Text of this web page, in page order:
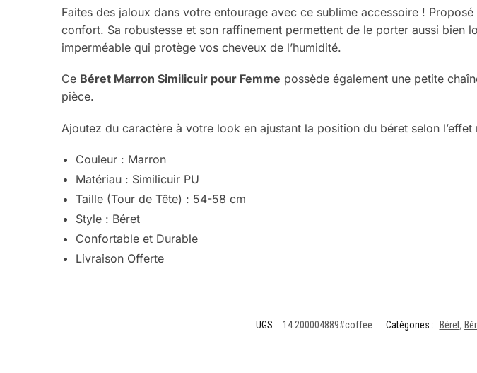
Faites des jaloux dans votre entourage avec ce sublime accessoire !
confort. Sa robustesse et son raffinement permettent de le porter aussi bien
imperméable qui protège vos cheveux de l’humidité.
Ce Béret Marron Similicuir pour Femme possède également une petite
pièce.
Ajoutez du caractère à votre look en ajustant la position du béret selon
Couleur : Marron
Matériau : Similicuir PU
Taille (Tour de Tête) : 54-58 cm
Style : Béret
Confortable et Durable
Livraison Offerte
UGS : 14:200004889#coffee Catégories : Béret,